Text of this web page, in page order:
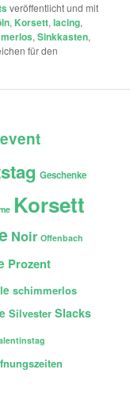
veröffentlicht und mit
, Korsett,lacing,
,Sinkkasten,
für den
event
Geschenke
Korsett
Noir Offenbach
Prozent
schimmerlos
Silvester Slacks